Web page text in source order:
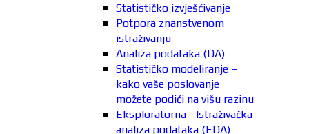
Statističko izvješćivanje
Potpora znanstvenom
istraživanju
Analiza podataka (DA)
Statističko modeliranje –
kako vaše poslovanje
možete podići na višu razinu
Eksploratorna - Istraživačka
analiza podataka (EDA)